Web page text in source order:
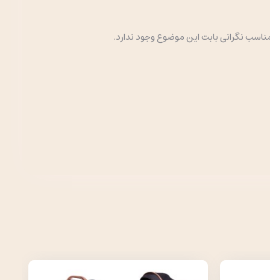
نگرانی بابت این موضوع وجود ندارد.